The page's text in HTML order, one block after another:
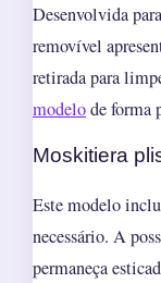
Desenvolvida
removível
retirada para
modelode forma
Moskitiera
Este modelo
necessário. A
permaneça